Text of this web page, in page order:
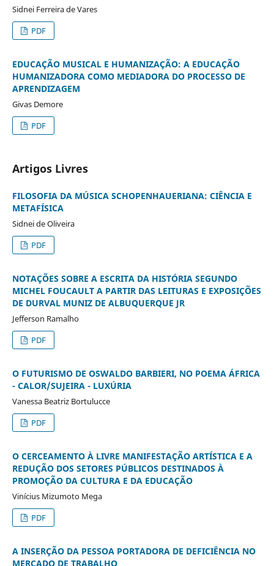
Sidnei Ferreira de Vares
PDF
EDUCAÇÃO MUSICAL E HUMANIZAÇÃO: A EDUCAÇÃO
HUMANIZADORA COMO MEDIADORA DO PROCESSO DE
APRENDIZAGEM
Givas Demore
PDF
Artigos Livres
FILOSOFIA DA MÚSICA SCHOPENHAUERIANA: CIÊNCIA E
METAFÍSICA
Sidnei de Oliveira
PDF
NOTAÇÕES SOBRE A ESCRITA DA HISTÓRIA SEGUNDO
MICHEL FOUCAULT A PARTIR DAS LEITURAS E EXPOSIÇÕES
DE DURVAL MUNIZ DE ALBUQUERQUE JR
Jefferson Ramalho
PDF
O FUTURISMO DE OSWALDO BARBIERI, NO POEMA ÁFRICA
- CALOR/SUJEIRA - LUXÚRIA
Vanessa Beatriz Bortulucce
PDF
O CERCEAMENTO À LIVRE MANIFESTAÇÃO ARTÍSTICA E A
REDUÇÃO DOS SETORES PÚBLICOS DESTINADOS À
PROMOÇÃO DA CULTURA E DA EDUCAÇÃO
Vinícius Mizumoto Mega
PDF
A INSERÇÃO DA PESSOA PORTADORA DE DEFICIÊNCIA NO
MERCADO DE TRABALHO